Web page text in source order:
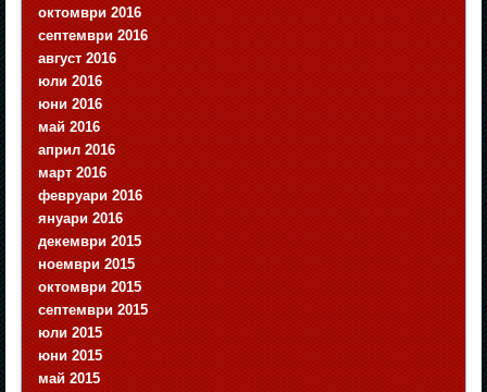
октомври 2016
септември 2016
август 2016
юли 2016
юни 2016
май 2016
април 2016
март 2016
февруари 2016
януари 2016
декември 2015
ноември 2015
октомври 2015
септември 2015
юли 2015
юни 2015
май 2015